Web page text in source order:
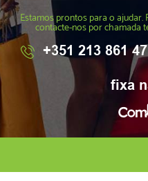
Estamos prontos para o
contacte-nos por chamada
+351 213 861
fixa